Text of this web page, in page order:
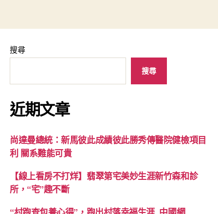
搜尋
搜尋
近期文章
尚達曼總統：新馬彼此成績彼此勝秀傳醫院健檢項目
利 關系難能可貴
【線上看房不打烊】翡翠第宅美妙生涯新竹森和診
所，“宅”趣不斷